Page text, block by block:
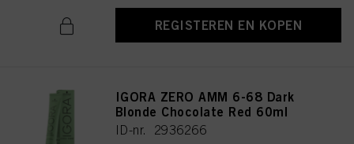
REGISTEREN EN KOPEN
IGORA ZERO AMM 6-68 Dark
Blonde Chocolate Red 60ml
ID-nr. 2936266